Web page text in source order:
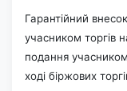
Гарантійний
учасником торгів
подання учасником
ході біржових